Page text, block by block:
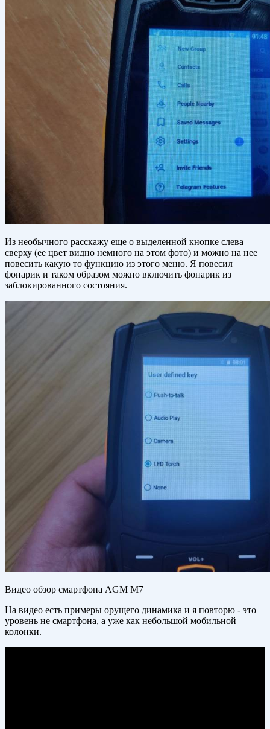
Из необычного расскажу еще о выделенной кнопке слева
сверху (ее цвет видно немного на этом фото) и можно на нее
повесить какую то функцию из этого меню. Я повесил
фонарик и таком образом можно включить фонарик из
заблокированного состояния.
Видео обзор смартфона AGM M7
На видео есть примеры орущего динамика и я повторю - это
уровень не смартфона, а уже как небольшой мобильной
колонки.